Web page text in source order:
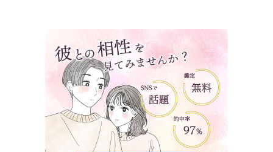
タップで見たい内容へ移動